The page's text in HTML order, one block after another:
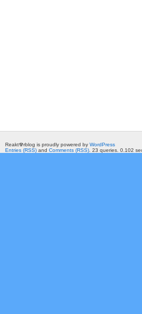
Reakt☢rblog is proudly powered by WordPress
Entries (RSS) and Comments (RSS) . 23 queries. 0.102